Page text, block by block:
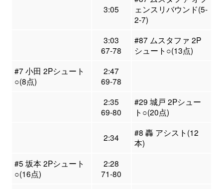
3:05
ェンスリバウンド(5-
2-7)
3:03
67-78
#87 ムスタファ 2P
シュート○(13点)
#7 小田 2Pシュート
○(8点)
2:47
69-78
2:35
69-80
#29 城戸 2Pシュー
ト○(20点)
2:34
#8 轟 アシスト(12
本)
#5 坂本 2Pシュート
○(16点)
2:28
71-80